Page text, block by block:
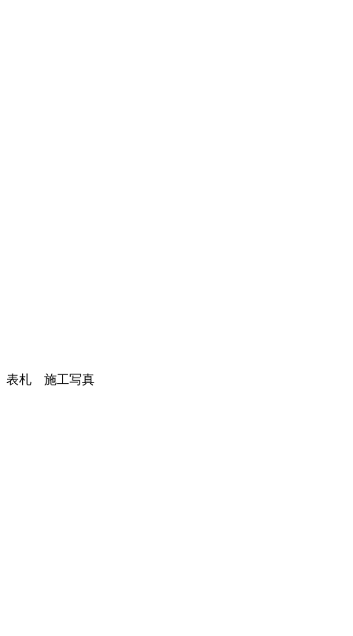
表札 施工写真